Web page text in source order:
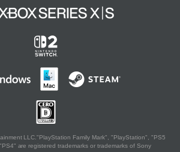
LLC."PlayStation Family Mark", "PlayStation", "PS5
are registered trademarks or trademarks of Sony